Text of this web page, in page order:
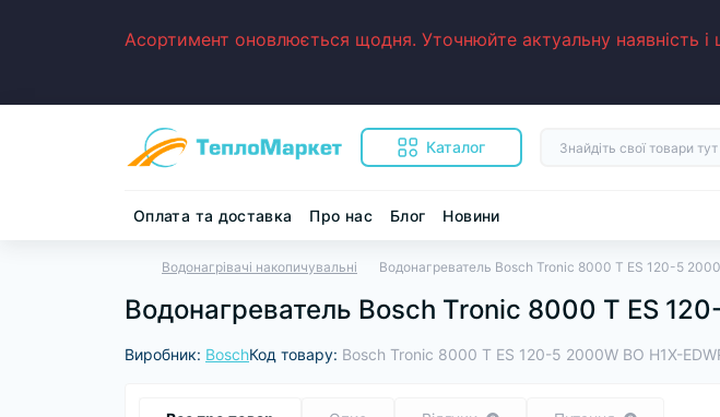
Асортимент оновлюється щодня. Уточнюйте актуальну наявність
Каталог
Оплата та доставка Про нас Блог Новини
Водонагрівачі накопичувальні Водонагреватель Bosch Tronic 8000 T ES 120-5
Водонагреватель Bosch Tronic 8000 T ES
Виробник: BoschКод товару: Bosch Tronic 8000 T ES 120-5 2000W BO H1X-